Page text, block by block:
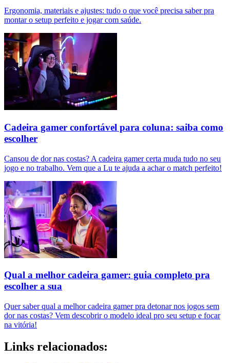
Ergonomia, materiais e ajustes: tudo o que você precisa saber pra
montar o setup perfeito e jogar com saúde.
Cadeira gamer confortável para coluna: saiba como
escolher
Cansou de dor nas costas? A cadeira gamer certa muda tudo no seu
jogo e no trabalho. Vem que a Lu te ajuda a achar o match perfeito!
Qual a melhor cadeira gamer: guia completo pra
escolher a sua
Quer saber qual a melhor cadeira gamer pra detonar nos jogos sem
dor nas costas? Vem descobrir o modelo ideal pro seu setup e focar
na vitória!
Links relacionados: